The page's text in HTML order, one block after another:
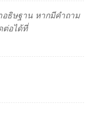
ธิษฐาน หากมีคำถาม
ต่อได้ที่